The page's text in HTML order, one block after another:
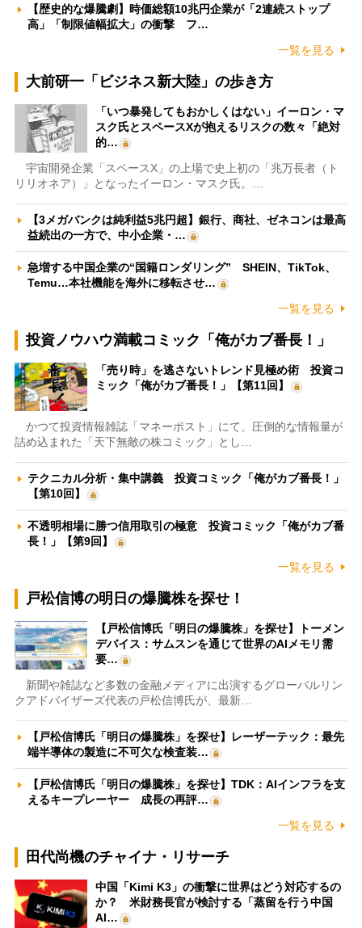
【歴史的な爆騰劇】時価総額10兆円企業が「2連続ストップ
高」「制限値幅拡大」の衝撃 フ…
一覧を見る
大前研一「ビジネス新大陸」の歩き方
「いつ暴発してもおかしくはない」イーロン・マ
スク氏とスペースXが抱えるリスクの数々「絶対
的…
宇宙開発企業「スペースX」の上場で史上初の「兆万長者（ト
リリオネア）」となったイーロン・マスク氏。…
【3メガバンクは純利益5兆円超】銀行、商社、ゼネコンは最高
益続出の一方で、中小企業・…
急増する中国企業の“国籍ロンダリング” SHEIN、TikTok、
Temu…本社機能を海外に移転させ…
一覧を見る
投資ノウハウ満載コミック「俺がカブ番長！」
「売り時」を逃さないトレンド見極め術 投資コ
ミック「俺がカブ番長！」【第11回】
かつて投資情報雑誌「マネーポスト」にて、圧倒的な情報量が
詰め込まれた「天下無敵の株コミック」とし…
テクニカル分析・集中講義 投資コミック「俺がカブ番長！」
【第10回】
不透明相場に勝つ信用取引の極意 投資コミック「俺がカブ番
長！」【第9回】
一覧を見る
戸松信博の明日の爆騰株を探せ！
【戸松信博氏「明日の爆騰株」を探せ】トーメン
デバイス：サムスンを通じて世界のAIメモリ需
要…
新聞や雑誌など多数の金融メディアに出演するグローバルリン
クアドバイザーズ代表の戸松信博氏が、最新…
【戸松信博氏「明日の爆騰株」を探せ】レーザーテック：最先
端半導体の製造に不可欠な検査装…
【戸松信博氏「明日の爆騰株」を探せ】TDK：AIインフラを支
えるキープレーヤー 成長の再評…
一覧を見る
田代尚機のチャイナ・リサーチ
中国「Kimi K3」の衝撃に世界はどう対応するの
か？ 米財務長官が検討する「蒸留を行う中国
AI…